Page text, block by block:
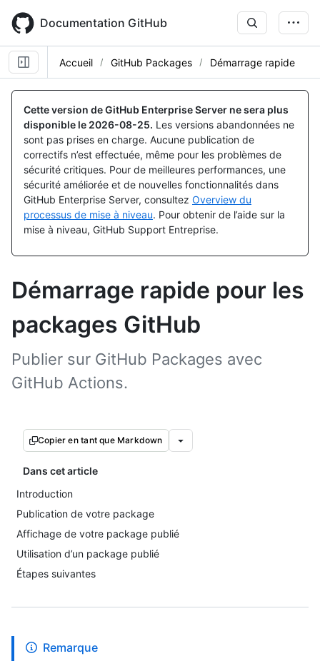
main
content
Documentation GitHub
Accueil GitHub Packages Démarrage rapide
Cette version de GitHub Enterprise Server ne sera plus
disponible le 2026-08-25. Les versions abandonnées ne
sont pas prises en charge. Aucune publication de
correctifs n’est effectuée, même pour les problèmes de
sécurité critiques. Pour de meilleures performances, une
sécurité améliorée et de nouvelles fonctionnalités dans
GitHub Enterprise Server, consultez Overview du
processus de mise à niveau. Pour obtenir de l’aide sur la
mise à niveau, GitHub Support Entreprise.
Démarrage rapide pour les
packages GitHub
Publier sur GitHub Packages avec
GitHub Actions.
Copier en tant que Markdown
Dans cet article
Introduction
Publication de votre package
Affichage de votre package publié
Utilisation d’un package publié
Étapes suivantes
Remarque